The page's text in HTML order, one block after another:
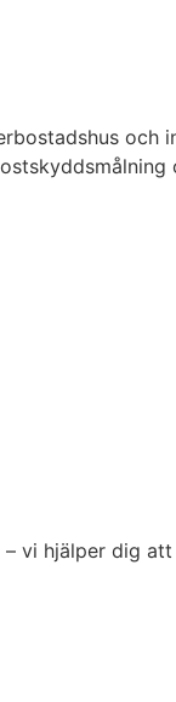
och
vi hjälper dig